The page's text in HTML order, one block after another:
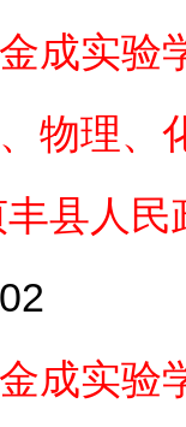
成实验
物理、
县人
成实验